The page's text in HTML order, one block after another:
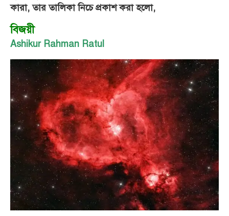
কারা, তার তালিকা নিচে প্রকাশ করা হলো,
বিজয়ী
Ashikur Rahman Ratul